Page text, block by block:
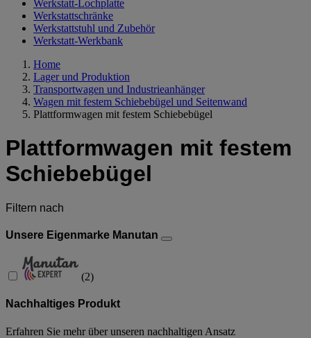
Werkstatt-Lochplatte
Werkstattschränke
Werkstattstuhl und Zubehör
Werkstatt-Werkbank
Home
Lager und Produktion
Transportwagen und Industrieanhänger
Wagen mit festem Schiebebügel und Seitenwand
Plattformwagen mit festem Schiebebügel
Plattformwagen mit festem
Schiebebügel
Filtern nach
Unsere Eigenmarke Manutan
(2)
Nachhaltiges Produkt
Erfahren Sie mehr über unseren nachhaltigen Ansatz